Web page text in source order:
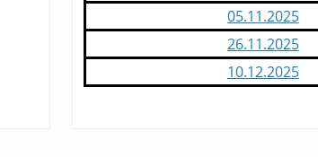
05.11.2025
26.11.2025
10.12.2025